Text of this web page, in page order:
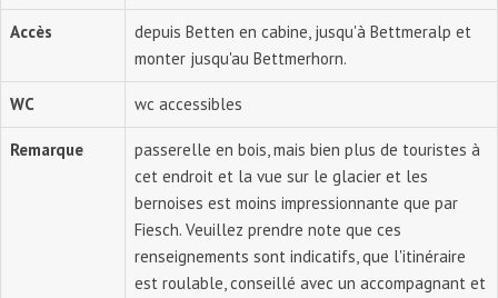
Accès
depuis Betten en cabine, jusqu'à Bettmeralp et
monter jusqu'au Bettmerhorn.
WC wc accessibles
Remarque
passerelle en bois, mais bien plus de touristes à
cet endroit et la vue sur le glacier et les
bernoises est moins impressionnante que par
Fiesch. Veuillez prendre note que ces
renseignements sont indicatifs, que l'itinéraire
est roulable, conseillé avec un accompagnant et